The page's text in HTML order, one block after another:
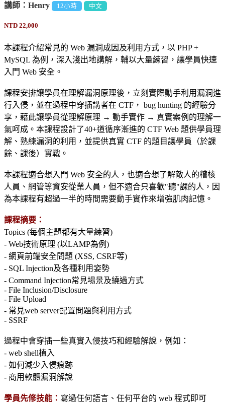
講師：Henry 12小時 中文
NTD 22,000
本課程介紹常見的 Web 漏洞成因及利用方式，以 PHP +
MySQL 為例，深入淺出地講解，輔以大量練習，讓學員快速
入門 Web 安全。
課程安排讓學員在理解漏洞原理後，立刻實際動手利用漏洞進
行入侵，並在過程中穿插講者在 CTF， bug hunting 的經驗分
享，藉此讓學員從理解原理 → 動手實作 → 真實案例的理解一
氣呵成。本課程設計了40+道循序漸進的 CTF Web 題供學員理
解、熟練漏洞的利用，並提供真實 CTF 的題目讓學員（於課
餘、課後）實戰。
本課程適合想入門 Web 安全的人，也適合想了解敵人的稽核
人員、網管等資安從業人員，但不適合只喜歡"聽"課的人，因
為本課程有超過一半的時間需要動手實作來增強肌肉記憶。
課程摘要：
Topics (每個主題都有大量練習)
- Web技術原理 (以LAMP為例)
- 網頁前端安全問題 (XSS, CSRF等)
- SQL Injection及各種利用姿勢
- Command Injection常見場景及繞過方式
- File Inclusion/Disclosure
- File Upload
- 常見web server配置問題與利用方式
- SSRF
過程中會穿插一些真實入侵技巧和經驗解說，例如：
- web shell植入
- 如何減少入侵痕跡
- 商用軟體漏洞解說
學員先修技能： 寫過任何語言、任何平台的 web 程式即可